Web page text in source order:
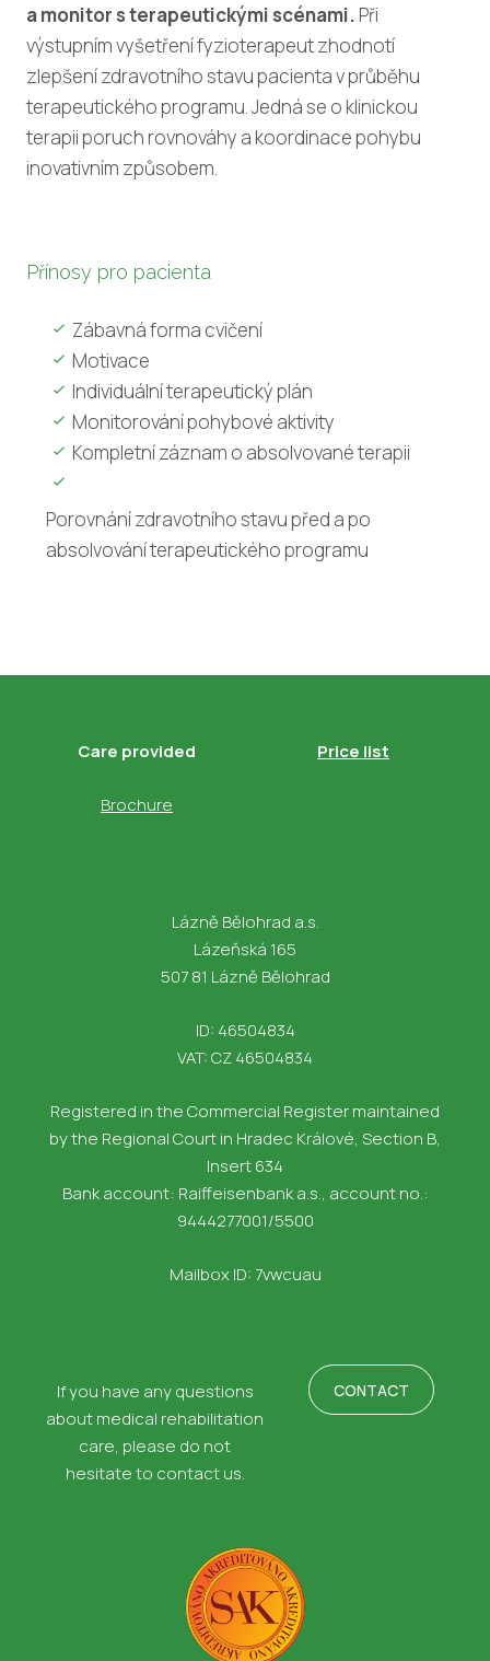
a monitor s terapeutickými scénami. Při
výstupním vyšetření fyzioterapeut zhodnotí
zlepšení zdravotního stavu pacienta v průběhu
terapeutického programu. Jedná se o klinickou
terapii poruch rovnováhy a koordinace pohybu
inovativním způsobem.
Přínosy pro pacienta
Zábavná forma cvičení
Motivace
Individuální terapeutický plán
Monitorování pohybové aktivity
Kompletní záznam o absolvované terapii
Porovnání zdravotního stavu před a po
absolvování terapeutického programu
Care provided
Brochure
Price list
Lázně Bělohrad a.s.
Lázeňská 165
507 81 Lázně Bělohrad
ID: 46504834
VAT: CZ 46504834
Registered in the Commercial Register maintained
by the Regional Court in Hradec Králové, Section B,
Insert 634
Bank account: Raiffeisenbank a.s., account no.:
9444277001/5500
Mailbox ID: 7vwcuau
If you have any questions
about medical rehabilitation
care, please do not
hesitate to contact us.
CONTACT